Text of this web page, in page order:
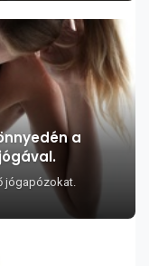
a
jógapózokat.